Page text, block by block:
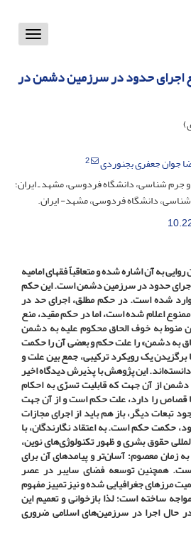
Toggle
اجرای حدود در سرزمین دشمن در
جوان جعفری بجنوردی
2
شناسی، دانشگاه فردوسی، مشهد ـ ایران؛
دانشگاه فردوسی، مشهد- ایران.
به آن اشاره شده و متعاقباً فقهای امامیه
‌اجرای‌ حدود در سرزمین دشمن است. این حکم
شده‌ است. در حکم مطلق، اجرای حد در
اعلام شده ‌‌است، اما در حکم مقید، منع
منوط به خوف الحاق محکوم علیه به دشمن
به دشمن» را علت حکم و بعضی آن را حکمت
برگزیدن یک رویکرد ترکیبی، جمع بین علت و
این پژوهش با پذیرش دیدگاه اخیر
از آن جهت که قابلیت تسرّی به احکام
قصاص را دارد، علت حکم است و از آن جهت
تبعات دیگر، باز هم باید از اجرای مجازات‌
حکمت حکم است. به اعتقاد نگارندگان، با
حقوق بشری و ظهور تکنولوژی‌های نوین،
زمان معصوم؛ آسان‌تر و پیامدهای آن برای
همچنین توسعه فضای سایبر در عصر
مرزهای جغرافیایی شده و نیز تمییز مفهوم
ساخته‌ است؛ لذا بازخوانی و تعمیم این
حال اجرا در سرزمین‌های اسلامی ضروری